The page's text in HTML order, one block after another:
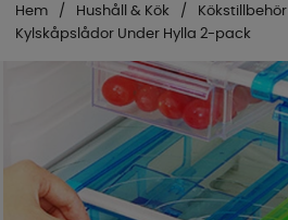
Hem Hushåll & Kök Kökstillbehör
Kylskåpslådor Under Hylla 2-pack